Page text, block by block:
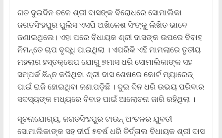
ଗତ ଦୁଇଦିନ ତଳେ ଶ୍ରୀ ଦାସଙ୍କ ବିରୋଧରେ ସୋମାଲିକା
ଜଗତସିଂହପୁର ପୁଲିସ ଏସପି ଅଖିଳେଶ ସିଂଙ୍କୁ ଲିଖିତ ଭାବେ
ଜଣାଇଥିଲେ। ଏହା ପରେ ବିଧାୟକ ଶ୍ରୀ ଦାସଙ୍କ ଉପରେ ବିବାହ
ନିମନ୍ତେ ଚାପ ବୃଦ୍ଧି ପାଇଥିଲା । ଏପରିକି ଏହି ମାମଲାରେ ତୃତୀୟ
ମହଲାର ହସ୍ତକ୍ଷେପ ଯୋଗୁ ୭ମାସ ଧରି ସୋମାଲିକାଙ୍କ ସହ
ସମ୍ପର୍କ ଛିନ୍ନ କରିଥିବା ଶ୍ରୀ ଦାସ ଶେଷରେ କୋର୍ଟ ମ୍ୟାରେଜ୍
ପାଇଁ ରାଜି ହୋଇଥିବା ଜଣାପଡ଼ିଛି । ଦୁଇ ଦିନ ଧରି ଉଭୟ ପରିବାର
ସଦସ୍ୟଙ୍କ ମଧ୍ୟରେ ବିବାହ ପାଇଁ ଆଲୋଚନା ଜାରି ରହିଥିଲା ।
ସୂଚନାଯୋଗ୍ୟ, ଜଗତସିଂହପୁର ଟାଉନ୍ ଅଂଚଳର ଯୁବତୀ
ସୋମାଲିକାଙ୍କ ସହ ଦୀର୍ଘ ୫ବର୍ଷ ଧରି ତିର୍ତ୍ତାଲ ବିଧାୟକ ଶ୍ରୀ ଦାସ